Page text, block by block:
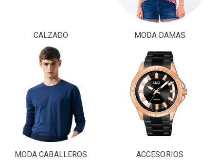
CALZADO MODA DAMAS
MODA CABALLEROS ACCESORIOS